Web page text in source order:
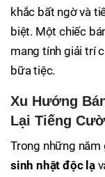
khắc bất ngờ và
biệt. Một chiếc
mang tính giải trí
bữa tiệc.
Xu Hướng
Lại Tiếng
Trong những năm
sinh nhật độc lạ